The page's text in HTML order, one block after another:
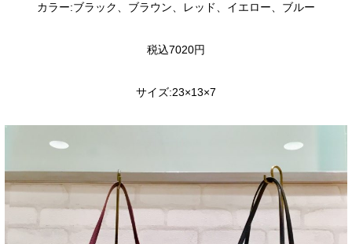
カラー:ブラック、ブラウン、レッド、イエロー、ブルー
税込7020円
サイズ:23×13×7